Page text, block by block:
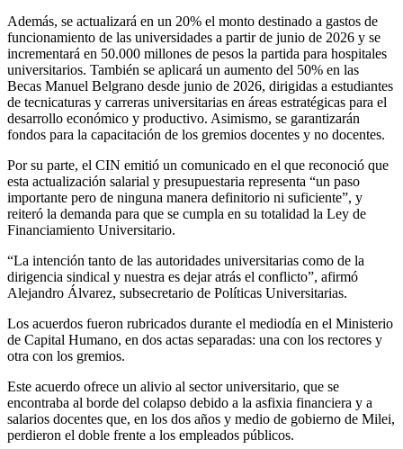
Además, se actualizará en un 20% el monto destinado a gastos de
funcionamiento de las universidades a partir de junio de 2026 y se
incrementará en 50.000 millones de pesos la partida para hospitales
universitarios. También se aplicará un aumento del 50% en las
Becas Manuel Belgrano desde junio de 2026, dirigidas a estudiantes
de tecnicaturas y carreras universitarias en áreas estratégicas para el
desarrollo económico y productivo. Asimismo, se garantizarán
fondos para la capacitación de los gremios docentes y no docentes.
Por su parte, el CIN emitió un comunicado en el que reconoció que
esta actualización salarial y presupuestaria representa “un paso
importante pero de ninguna manera definitorio ni suficiente”, y
reiteró la demanda para que se cumpla en su totalidad la Ley de
Financiamiento Universitario.
“La intención tanto de las autoridades universitarias como de la
dirigencia sindical y nuestra es dejar atrás el conflicto”, afirmó
Alejandro Álvarez, subsecretario de Políticas Universitarias.
Los acuerdos fueron rubricados durante el mediodía en el Ministerio
de Capital Humano, en dos actas separadas: una con los rectores y
otra con los gremios.
Este acuerdo ofrece un alivio al sector universitario, que se
encontraba al borde del colapso debido a la asfixia financiera y a
salarios docentes que, en los dos años y medio de gobierno de Milei,
perdieron el doble frente a los empleados públicos.